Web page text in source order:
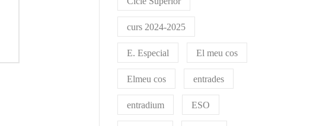
curs 2024-2025
E. Especial El meu cos
Elmeu cos entrades
entradium ESO